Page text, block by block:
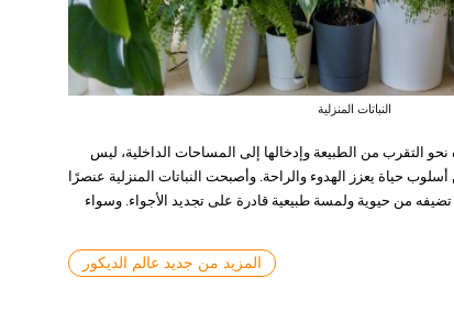
الرخام الأبيض في ديكور الحمام
عن ملامحها الضائعة، تعود بيروت هذا العام لتتزيّن بالفنّ من جديد، عبر
اقرأ المزيد
النباتات المنزلية
يتزايد الاتجاه نحو التقرب من الطبيعة وإدخالها إلى المساحات الداخلية، ليس
حياة يعزز الهدوء والراحة. وأصبحت النباتات المنزلية عنصرًا
من حيوية ولمسة طبيعية قادرة على تجديد الأجواء. وسواء
المزيد من جديد عالم الديكور